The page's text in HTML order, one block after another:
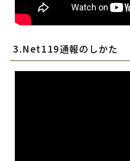
3.Net119通報のしかた